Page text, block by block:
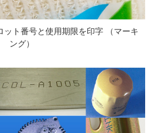
ット番号と使用期限を印字 （マーキ
ング）